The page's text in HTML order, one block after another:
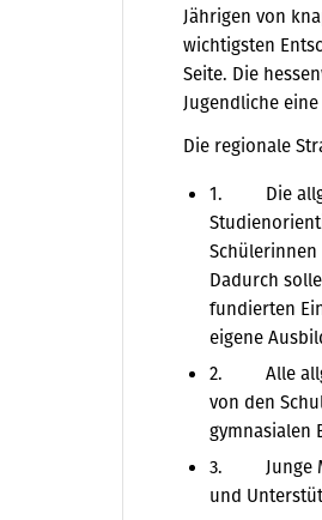
Jährigen von
wichtigsten
Seite. Die
Jugendliche
Die regionale
1. Die
Dadurch
fundierten
eigene
2. Alle
von den
gymnasialen
3. Junge
und